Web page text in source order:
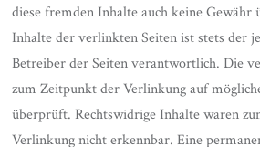
diese fremden Inhalte auch keine Gewähr
Inhalte der verlinkten Seiten ist stets der
Betreiber der Seiten verantwortlich. Die
zum Zeitpunkt der Verlinkung auf
überprüft. Rechtswidrige Inhalte waren
Verlinkung nicht erkennbar. Eine